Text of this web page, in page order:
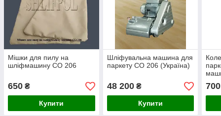
Мішки для пилу на
шліфмашину СО 206
650 ₴
Купити
Шліфувальна машина для
паркету СО 206 (Україна)
48 200₴
Купити
700